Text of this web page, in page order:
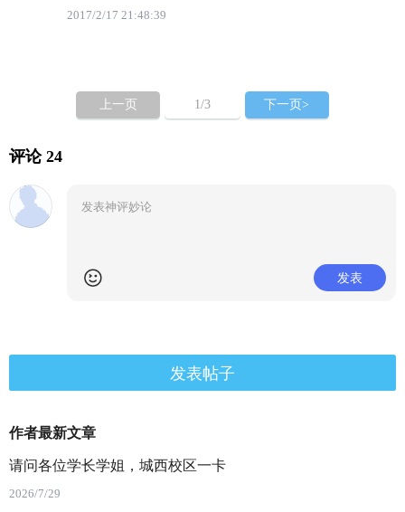
2017/2/17 21:48:39
上一页 1/3 下一页>
评论 24
发表
发表帖子
作者最新文章
请问各位学长学姐，城西校区一卡
2026/7/29